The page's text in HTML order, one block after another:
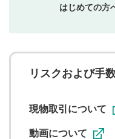
一度投稿した評価お
ことを承諾したもの
に関する著作者人格
用者が投稿したコメ
ることがあります。
はじめての方
リスクおよび手
現物取引について
動画について